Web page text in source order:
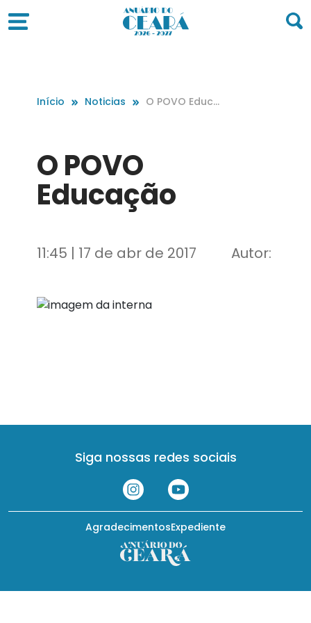
Início Noticias
O POVO Educa
O POVO
Educação
11:45 | 17 de abr de 2017 Autor:
Siga nossas redes sociais
Expediente
Agradecimentos